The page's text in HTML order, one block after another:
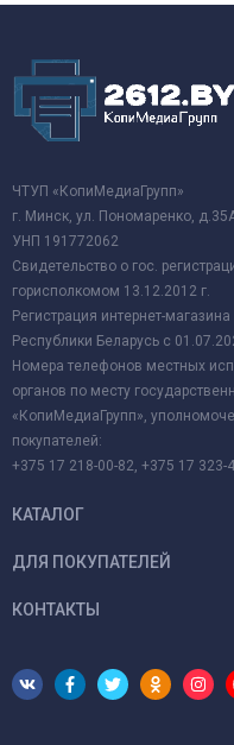
ЧТУП «КопиМедиаГрупп»
г. Минск, ул. Пономаренко,
УНП 191772062
Свидетельство о гос.
горисполкомом 13.12.2012 г.
Регистрация интернет-
Республики Беларусь с
Номера телефонов местных
органов по месту
«КопиМедиаГрупп»,
покупателей:
+375 17 218-00-82, +375 17 323-
КАТАЛОГ
ДЛЯ ПОКУПАТЕЛЕЙ
КОНТАКТЫ